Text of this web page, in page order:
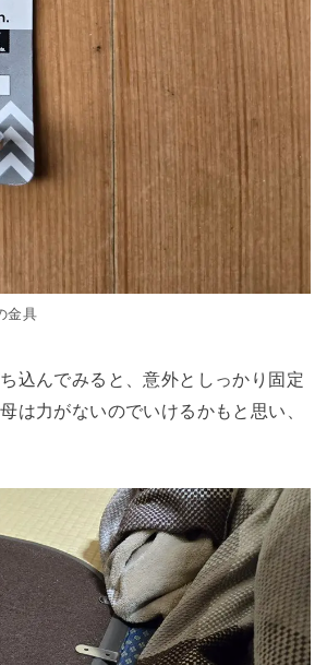
金具
込んでみると、意外としっかり固定
は力がないのでいけるかもと思い、